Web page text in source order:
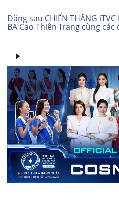
Đằng sau CHIẾN THẮNG
BA Cao Thiên Trang cùng các